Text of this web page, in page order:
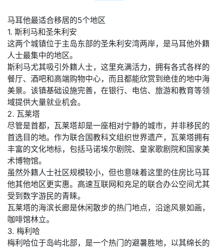
马耳他最适合移居的5个地区
1. 斯利马和圣朱利安
这两个城镇位于主岛东部的圣朱利安湾两岸，是马耳他外籍
人士最集中的地区。
斯利马尤其吸引外籍人士，这里充满活力，拥有各式各样的
餐厅、酒吧和高端购物中心，而且都能欣赏到绝佳的地中海
美景。该镇基础设施完善，在银行、电信、旅游和教育等领
域提供大量就业机会。
2. 瓦莱塔
尽管是首都，瓦莱塔却是一座相对宁静的城市，并非移民的
首选目的地。作为联合国教科文组织世界遗产，瓦莱塔拥有
丰富的文化地标，包括马诺埃尔剧院、皇家歌剧院和国家美
术博物馆。
虽然外籍人士社区规模较小，但也意味着这里的住房比马耳
他其他地区更实惠。高速互联网和充足的联合办公空间尤其
受到数字游民的青睐。
瓦莱塔的海滨长廊是休闲散步的热门地点，沿途风景如画，
咖啡馆林立。
3. 梅利哈
梅利哈位于岛屿北部，是一个热门的避暑胜地，以其绵长的